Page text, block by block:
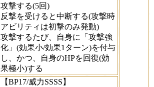
攻撃する(5回)
反撃を受けると中断する(攻撃時
アビリティは初撃のみ発動)
攻撃するたび、自身に「攻撃強
化」(効果小/効果1ターン)を付与
し、かつ、自身のHPを回復(効
果極小)する
【BP17/威力SSSS】